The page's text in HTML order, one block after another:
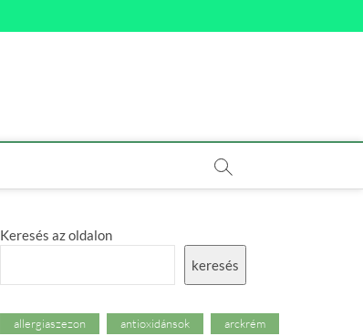
Keresés az oldalon
keresés
allergiaszezon antioxidánsok arckrém